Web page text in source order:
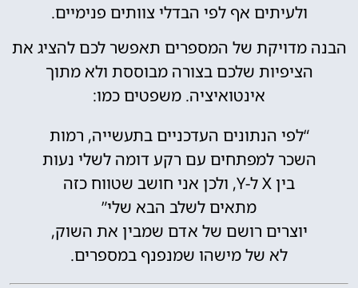
ולעיתים אף לפי הבדלי צוותים פנימיים.
הבנה מדויקת של המספרים תאפשר לכם להציג את
הציפיות שלכם בצורה מבוססת ולא מתוך
אינטואיציה. משפטים כמו:
“לפי הנתונים העדכניים בתעשייה, רמות
השכר למפתחים עם רקע דומה לשלי נעות
בין X ל-Y, ולכן אני חושב שטווח כזה
מתאים לשלב הבא שלי”
יוצרים רושם של אדם שמבין את השוק,
לא של מישהו שמנפנף במספרים.